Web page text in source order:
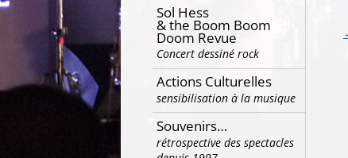
Sol Hess
& the Boom Boom
Doom Revue
Concert dessiné rock
Actions Culturelles
sensibilisation à la musique
Souvenirs…
rétrospective des spectacles